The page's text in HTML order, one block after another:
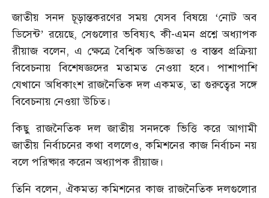
জাতীয় সনদ চূড়ান্তকরণের সময় যেসব বিষয়ে ‘নোট অব
ডিসেন্ট’ রয়েছে, সেগুলোর ভবিষ্যৎ কী-এমন প্রশ্নে অধ্যাপক
রীয়াজ বলেন, এ ক্ষেত্রে বৈশ্বিক অভিজ্ঞতা ও বাস্তব প্রক্রিয়া
বিবেচনায় বিশেষজ্ঞদের মতামত নেওয়া হবে। পাশাপাশি
যেখানে অধিকাংশ রাজনৈতিক দল একমত, তা গুরুত্বের সঙ্গে
বিবেচনায় নেওয়া উচিত।
কিছু রাজনৈতিক দল জাতীয় সনদকে ভিত্তি করে আগামী
জাতীয় নির্বাচনের কথা বললেও, কমিশনের কাজ নির্বাচন নয়
বলে পরিষ্কার করেন অধ্যাপক রীয়াজ।
তিনি বলেন, ঐকমত্য কমিশনের কাজ রাজনৈতিক দলগুলোর